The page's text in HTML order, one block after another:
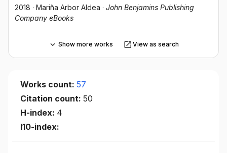
2018 · Mariña Arbor Aldea · John Benjamins Publishing
Company eBooks
Show more works View as search
Works count: 57
Citation count: 50
H-index: 4
I10-index: